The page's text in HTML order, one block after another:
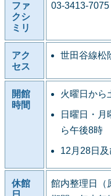
ファ
クシ
ミリ
03-3413-7075
アク
セス
世田谷線松
開館
時間
火曜日か
日曜日・
ら午後8時
12月28日
休館
館内整理日（